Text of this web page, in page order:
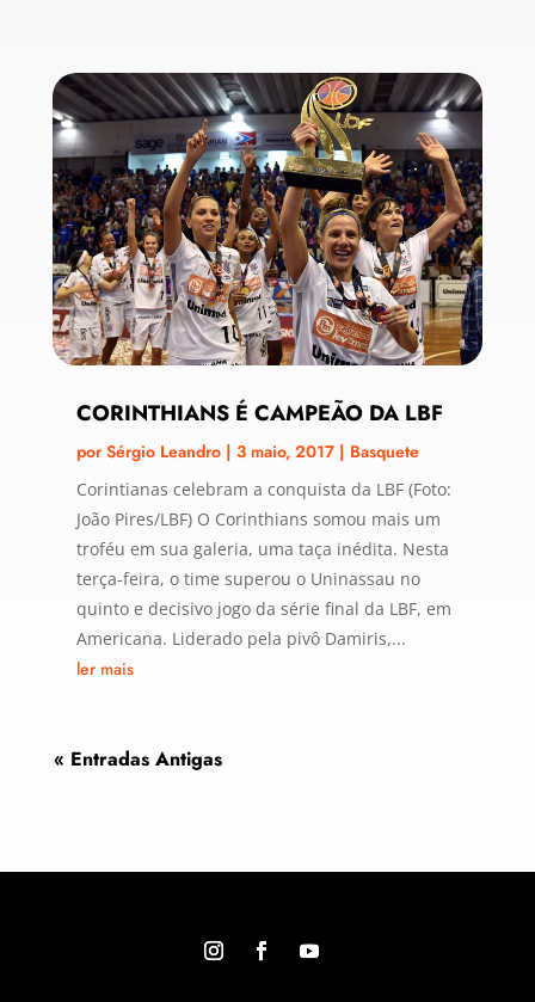
CORINTHIANS É CAMPEÃO DA LBF
porSérgio Leandro| 3 maio, 2017| Basquete
Corintianas celebram a conquista da LBF (Foto:
João Pires/LBF) O Corinthians somou mais um
troféu em sua galeria, uma taça inédita. Nesta
terça-feira, o time superou o Uninassau no
quinto e decisivo jogo da série final da LBF, em
Americana. Liderado pela pivô Damiris,...
ler mais
« Entradas Antigas